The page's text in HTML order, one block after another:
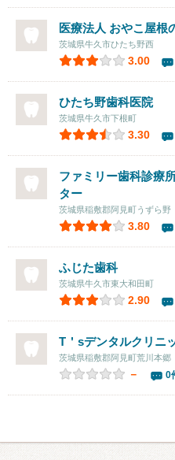
医療法人 おやこ屋根
茨城県牛久市ひたち野西
3.00
ひたち野歯科医院
茨城県牛久市下根町
3.30
ファミリー歯科診療
ター
茨城県稲敷郡阿見町うずら野
3.80
ふじた歯科
茨城県牛久市東大和田町
2.90
T＇sデンタルクリニ
茨城県稲敷郡阿見町荒川本郷
－ 0